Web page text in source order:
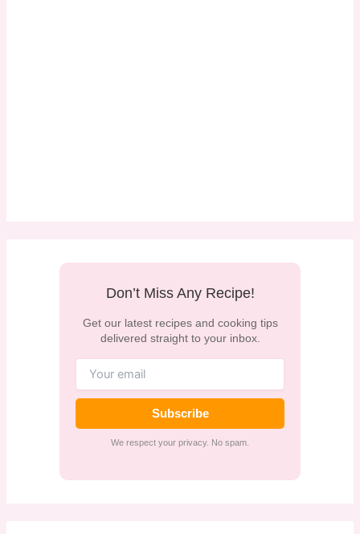
Don’t Miss Any Recipe!
Get our latest recipes and cooking tips
delivered straight to your inbox.
Subscribe
We respect your privacy. No spam.